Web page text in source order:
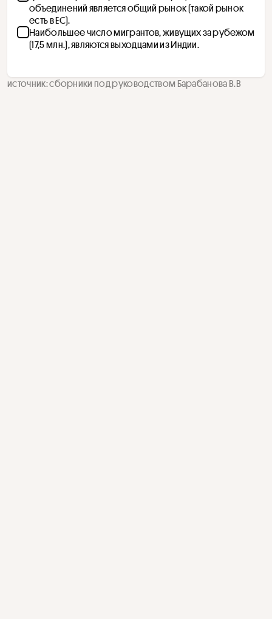
объединений является общий рынок (такой рынок
есть в ЕС).
Наибольшее число мигрантов, живущих за рубежом
(17,5 млн.), являются выходцами из Индии.
источник: сборники под руководством Барабанова В.В